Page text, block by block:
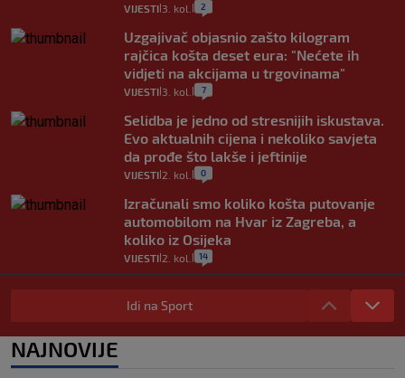
VIJESTI 3. kol. 2
Uzgajivač objasnio zašto kilogram
rajčica košta deset eura: "Nećete ih
vidjeti na akcijama u trgovinama"
VIJESTI 3. kol. 7
Selidba je jedno od stresnijih iskustava.
Evo aktualnih cijena i nekoliko savjeta
da prođe što lakše i jeftinije
VIJESTI 2. kol. 0
Izračunali smo koliko košta putovanje
automobilom na Hvar iz Zagreba, a
koliko iz Osijeka
VIJESTI 2. kol. 14
"Kći je otišla na more, a zaboravila
zdravstvenu iskaznicu". Kakva su prava
pacijenata izvan mjesta prebivališta?
1
Idi na Sport
NAJNOVIJE